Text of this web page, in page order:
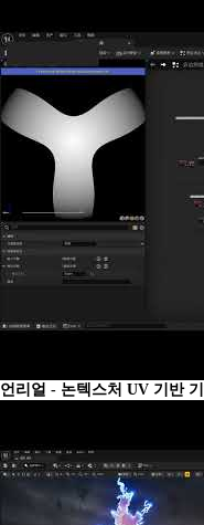
언리얼 - 논텍스처 UV 기반